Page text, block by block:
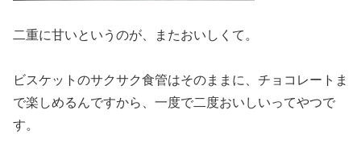
二重に甘いというのが、またおいしくて。
ビスケットのサクサク食管はそのままに、チョコレートま
で楽しめるんですから、一度で二度おいしいってやつで
す。